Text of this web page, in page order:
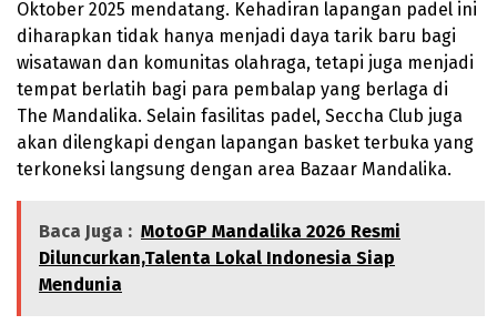
Oktober 2025 mendatang. Kehadiran lapangan padel ini
diharapkan tidak hanya menjadi daya tarik baru bagi
wisatawan dan komunitas olahraga, tetapi juga menjadi
tempat berlatih bagi para pembalap yang berlaga di
The Mandalika. Selain fasilitas padel, Seccha Club juga
akan dilengkapi dengan lapangan basket terbuka yang
terkoneksi langsung dengan area Bazaar Mandalika.
Baca Juga : MotoGP Mandalika 2026 Resmi
Diluncurkan,Talenta Lokal Indonesia Siap
Mendunia